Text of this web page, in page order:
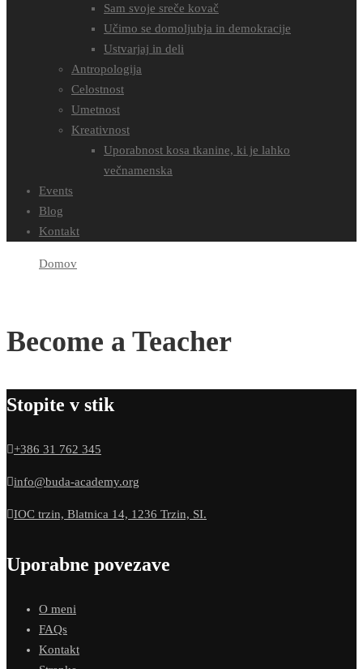
Sam svoje sreče kovač
Učimo se domoljubja in demokracije
Ustvarjaj in deli
Antropologija
Celostnost
Umetnost
Kreativnost
Uporabnost kosa tkanine, ki je lahko
večnamenska
Events
Blog
Kontakt
Domov
Become a Teacher
Stopite v stik
+386 31 762 345
info@buda-academy.org
IOC trzin, Blatnica 14, 1236 Trzin, SI.
Uporabne povezave
O meni
FAQs
Kontakt